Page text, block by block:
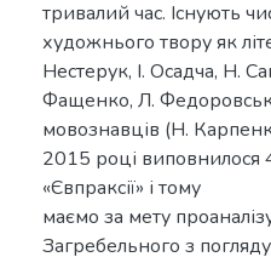
тривалий час. Існують
художнього твору як
Нестерук, І. Осадча, Н.
Фащенко, Л.
мовознавців (Н.
2015 році виповнилося
«Євпраксії» і тому
маємо за мету
Загребельного з погляду